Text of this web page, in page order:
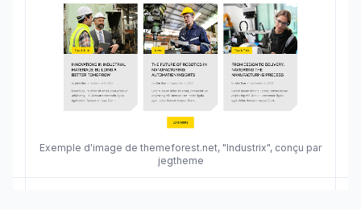
Exemple d'image de themeforest.net, "Industrix", conçu par
jegtheme